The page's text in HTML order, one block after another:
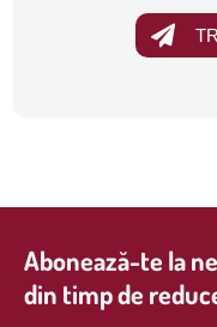
Abonează-te la
din timp de